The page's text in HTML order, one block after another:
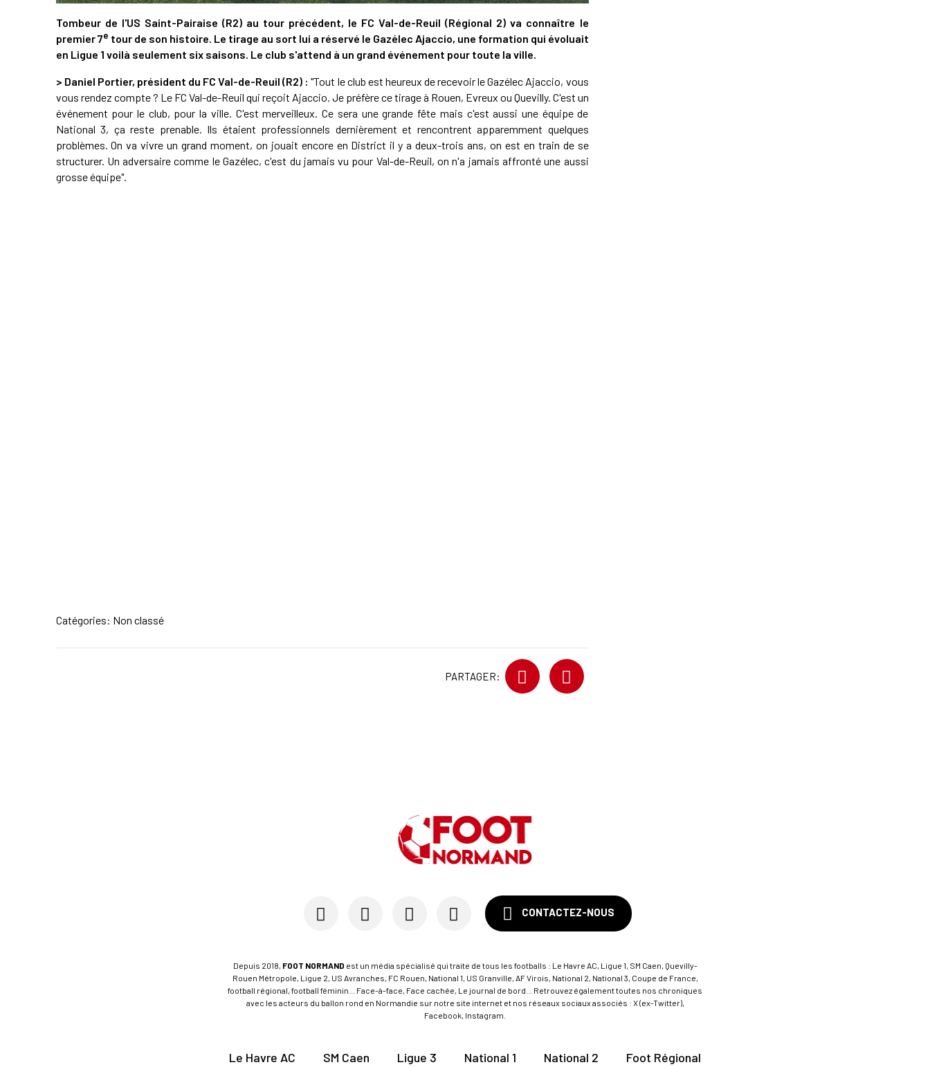
Tombeur de l'US Saint-Pairaise (R2) au tour précédent, le FC Val-de-Reuil (Régional 2) va connaître le
premier 7e tour de son histoire. Le tirage au sort lui a réservé le Gazélec Ajaccio, une formation qui évoluait
en Ligue 1 voilà seulement six saisons. Le club s'attend à un grand événement pour toute la ville.
> Daniel Portier, président du FC Val-de-Reuil (R2) : "Tout le club est heureux de recevoir le Gazélec Ajaccio, vous
vous rendez compte ? Le FC Val-de-Reuil qui reçoit Ajaccio. Je préfère ce tirage à Rouen, Evreux ou Quevilly. C'est un
événement pour le club, pour la ville. C'est merveilleux. Ce sera une grande fête mais c'est aussi une équipe de
National 3, ça reste prenable. Ils étaient professionnels dernièrement et rencontrent apparemment quelques
problèmes. On va vivre un grand moment, on jouait encore en District il y a deux-trois ans, on est en train de se
structurer. Un adversaire comme le Gazélec, c'est du jamais vu pour Val-de-Reuil, on n'a jamais affronté une aussi
grosse équipe".
Catégories: Non classé
PARTAGER:
CONTACTEZ-NOUS
Depuis 2018, FOOT NORMAND est un média spécialisé qui traite de tous les footballs : Le Havre AC, Ligue 1, SM Caen, Quevilly-
Rouen Métropole, Ligue 2, US Avranches, FC Rouen, National 1, US Granville, AF Virois, National 2, National 3, Coupe de France,
football régional, football féminin... Face-à-face, Face cachée, Le journal de bord... Retrouvez également toutes nos chroniques
avec les acteurs du ballon rond en Normandie sur notre site internet et nos réseaux sociaux associés : X (ex-Twitter),
Facebook, Instagram.
Le Havre AC SM Caen Ligue 3 National 1 National 2 Foot Régional